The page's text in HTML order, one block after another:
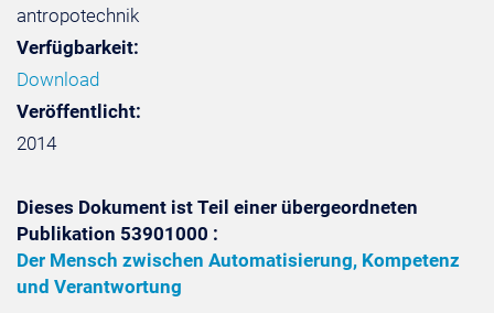
antropotechnik
Verfügbarkeit:
Download
Veröffentlicht:
2014
Dieses Dokument ist Teil einer übergeordneten
Publikation 53901000 :
Der Mensch zwischen Automatisierung, Kompetenz
und Verantwortung